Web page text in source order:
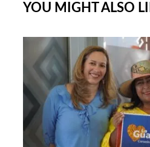
YOU MIGHT ALSO